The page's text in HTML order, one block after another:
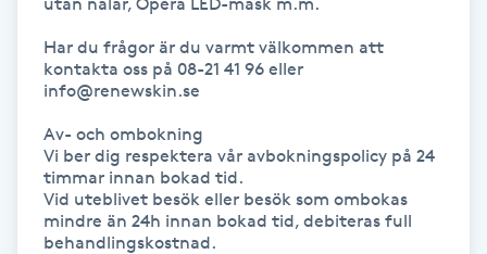
Nagelförlängning silke
Nagelförstärkning
Nagelklippning
Har du frågor är du varmt välkommen att
kontakta oss på 08-21 41 96 eller
info@renewskin.se
Av- och ombokning
Vi ber dig respektera vår avbokningspolicy på 24
timmar innan bokad tid.
Vid uteblivet besök eller besök som ombokas
mindre än 24h innan bokad tid, debiteras full
behandlingskostnad.